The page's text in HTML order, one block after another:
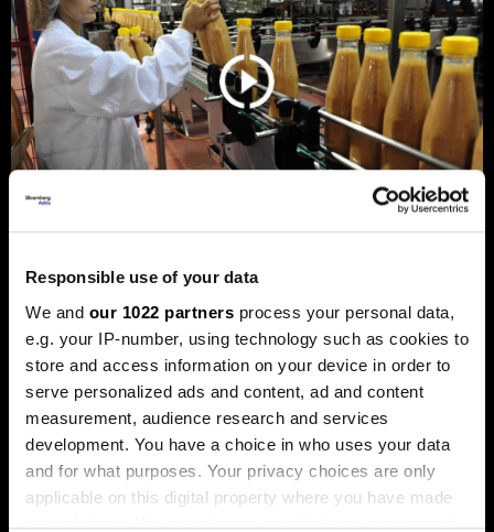
Responsible use of your data
We and our 1022 partners process your personal data,
e.g. your IP-number, using technology such as cookies to
store and access information on your device in order to
serve personalized ads and content, ad and content
measurement, audience research and services
development. You have a choice in who uses your data
and for what purposes. Your privacy choices are only
applicable on this digital property where you have made
your choices. You can change or withdraw your consent
Privreda FBiH povećala dobit za 12,3
posto, ali troškovi rada rastu
dvostruko brže
Analiza je predstavljena na zajedničkom sastanku FIA-e i
Udruženja poslodavaca Federacije BiH, gdje je istaknuto da
privatni sektor ostaje ključni nosilac ekonomskog rasta.
Od ukupno 28.634 privredna društva u Federaciji, čak 98,6
posto čine privatne kompanije, koje ostvaruju 90 posto
ukupnih prihoda i 95 posto ukupne dobiti.